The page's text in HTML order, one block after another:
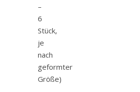
–
6
Stück,
je
nach
geformter
Größe)